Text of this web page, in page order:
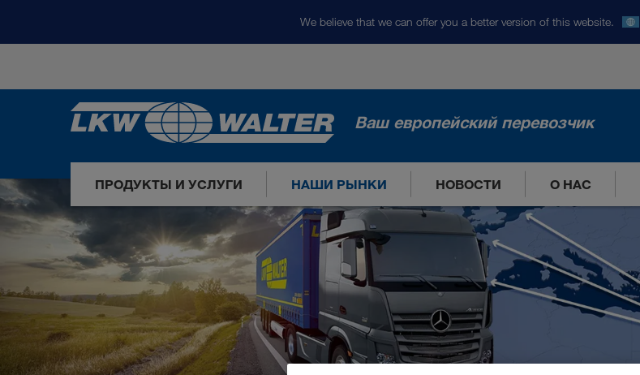
We believe that we can offer you a better version of this website.
Ваш европейский перевозчик
ПРОДУКТЫ И УСЛУГИ НАШИ РЫНКИ НОВОСТИ О НАС